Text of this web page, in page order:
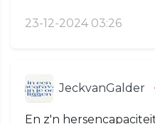
23-12-2024 03:26
JeckvanGalder
En z'n